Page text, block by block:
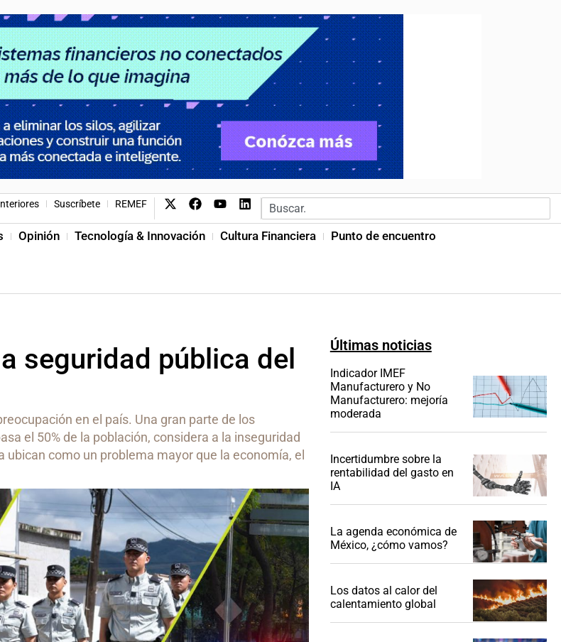
Suscríbete REMEF
Opinión Tecnología & Innovación Cultura Financiera Punto de encuentro
seguridad pública del
en el país. Una gran parte de los
el 50% de la población, considera a la inseguridad
como un problema mayor que la economía, el
Últimas noticias
Indicador IMEF
Manufacturero y No
Manufacturero: mejoría
moderada
Incertidumbre sobre la
rentabilidad del gasto en
IA
La agenda económica de
México, ¿cómo vamos?
Los datos al calor del
calentamiento global